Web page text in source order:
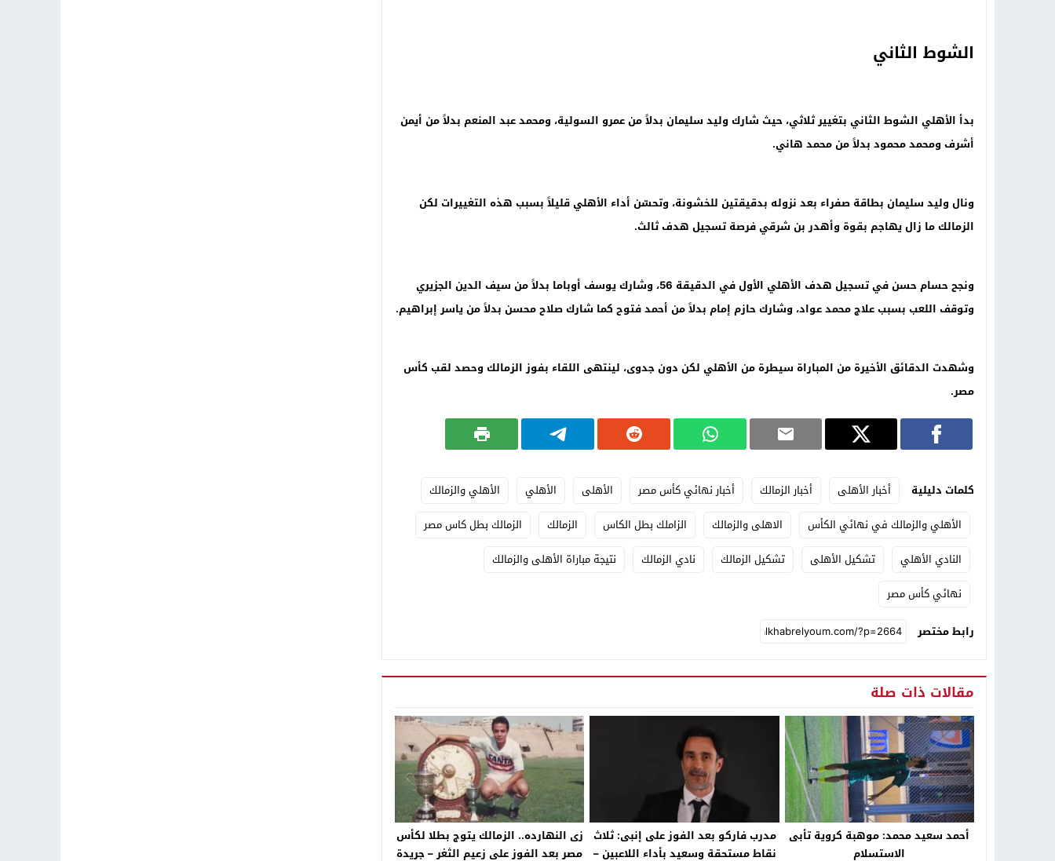
الشوط الثاني
بدأ الأهلي الشوط الثاني بتغيير ثلاثي، حيث شارك وليد سليمان بدلاً من عمرو السولية، ومحمد عبد المنعم بدلاً من أيمن
أشرف ومحمد محمود بدلاً من محمد هاني.
ونال وليد سليمان بطاقة صفراء بعد نزوله بدقيقتين للخشونة، وتحسّن أداء الأهلي قليلاً بسبب هذه التغييرات لكن
الزمالك ما زال يهاجم بقوة وأهدر بن شرقي فرصة تسجيل هدف ثالث.
ونجح حسام حسن في تسجيل هدف الأهلي الأول في الدقيقة 56، وشارك يوسف أوباما بدلاً من سيف الدين الجزيري
وتوقف اللعب بسبب علاج محمد عواد، وشارك حازم إمام بدلاً من أحمد فتوح كما شارك صلاح محسن بدلاً من ياسر إبراهيم.
وشهدت الدقائق الأخيرة من المباراة سيطرة من الأهلي لكن دون جدوى، لينتهى اللقاء بفوز الزمالك وحصد لقب كأس
مصر.
كلمات دليلية أخبار الأهلى أخبار الزمالك أخبار نهائي كأس مصر الأهلى الأهلي
الأهلي والزمالك
الأهلي والزمالك في نهائي الكأس
الاهلى والزمالك الزاملك بطل الكاس الزمالك
الزمالك بطل كاس مصر
النادي الأهلي
تشكيل الأهلى تشكيل الزمالك نادي الزمالك
نتيجة مباراة الأهلى والزمالك
نهائي كأس مصر
رابط مختصر
مقالات ذات صلة
أحمد سعيد محمد: موهبة كروية تأبى
الاستسلام
مدرب فاركو بعد الفوز على إنبى: ثلاث
نقاط مستحقة وسعيد بأداء اللاعبين –
زى النهارده.. الزمالك يتوج بطلا لكأس
مصر بعد الفوز على زعيم الثغر – جريدة